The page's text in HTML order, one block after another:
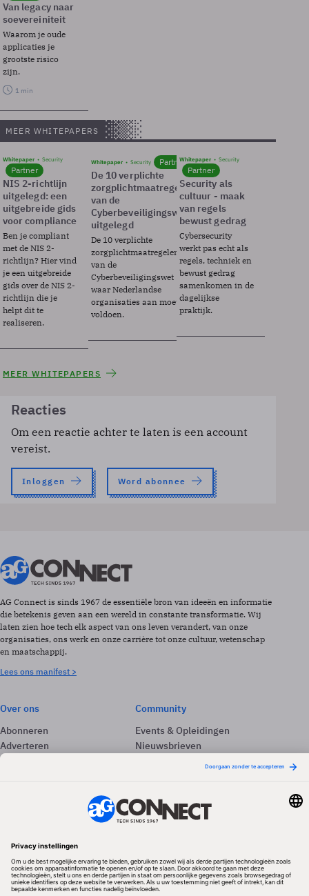
Van legacy naar
soevereiniteit
Waarom je oude
applicaties je
grootste risico
zijn.
1 min
MEER WHITEPAPERS
Whitepaper Security
Partner
NIS 2-richtlijn
uitgelegd: een
uitgebreide gids
voor compliance
Ben je compliant
met de NIS 2-
richtlijn? Hier vind
je een uitgebreide
gids over de NIS 2-
richtlijn die je
helpt dit te
realiseren.
Whitepaper Security Partner
De 10 verplichte
zorgplichtmaatregelen
van de
Cyberbeveiligingswet
uitgelegd
De 10 verplichte
zorgplichtmaatregelen
van de
Cyberbeveiligingswet
waar Nederlandse
organisaties aan moeten
voldoen.
Whitepaper Security
Partner
Security als
cultuur - maak
van regels
bewust gedrag
Cybersecurity
werkt pas echt als
regels, techniek en
bewust gedrag
samenkomen in de
dagelijkse
praktijk.
MEER WHITEPAPERS
Reacties
Om een reactie achter te laten is een account
vereist.
Inloggen Word abonnee
AG Connect is sinds 1967 de essentiële bron van ideeën en informatie
die betekenis geven aan een wereld in constante transformatie. Wij
laten zien hoe tech elk aspect van ons leven verandert, van onze
organisaties, ons werk en onze carrière tot onze cultuur, wetenschap
en maatschappij.
Lees ons manifest >
Over ons
Abonneren
Adverteren
Contact
Community
Events & Opleidingen
Nieuwsbrieven